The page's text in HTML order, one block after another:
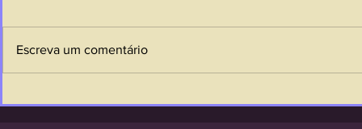
Escreva um comentário